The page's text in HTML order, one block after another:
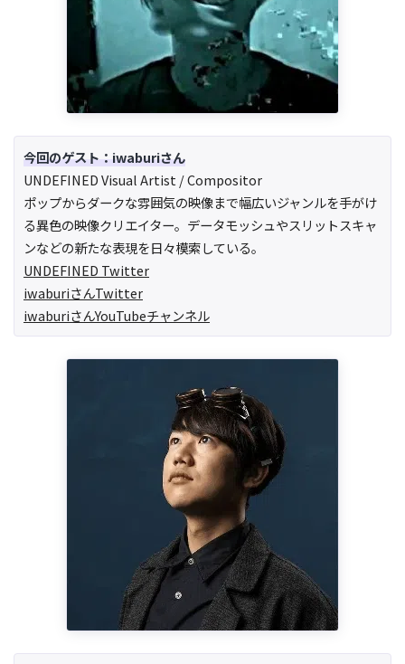
今回のゲスト：iwaburiさん
UNDEFINED ​Visual Artist / Compositor
​ポップからダークな雰囲気の映像まで幅広いジャンルを手がけ
る異色の映像クリエイター。データモッシュやスリットスキャ
ンなどの新たな表現を日々模索している。
UNDEFINED Twitter
iwaburiさんTwitter
iwaburiさんYouTubeチャンネル